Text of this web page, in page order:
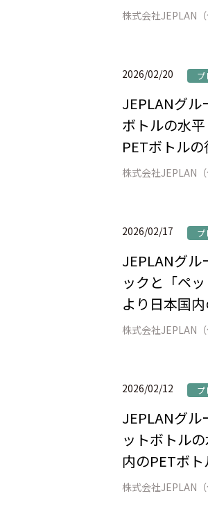
2026/02/20 プ
JEPLANグル
ボトルの水
PETボトル
2026/02/17 プ
JEPLANグル
ックと「ペ
より日本国
2026/02/12 プ
JEPLANグル
ットボトル
内のPETボ